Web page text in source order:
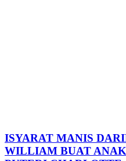
ISYARAT MANIS
WILLIAM BUAT